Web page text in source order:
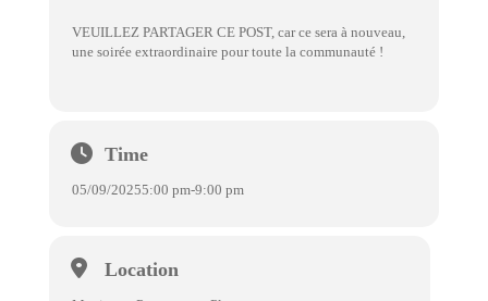
VEUILLEZ PARTAGER CE POST, car ce sera à nouveau,
une soirée extraordinaire pour toute la communauté !
Time
05/09/20255:00 pm-9:00 pm
Location